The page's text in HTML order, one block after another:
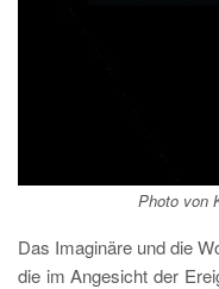
Photo von
Das Imaginäre und die
die im Angesicht der